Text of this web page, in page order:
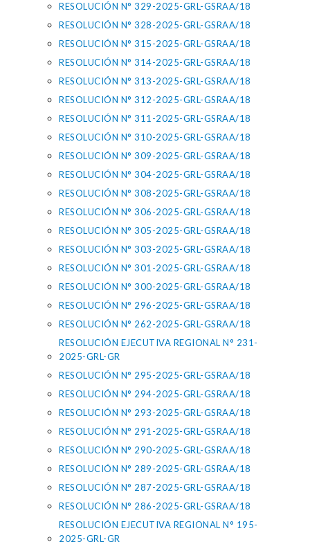
RESOLUCIÓN N° 329-2025-GRL-GSRAA/18
RESOLUCIÓN N° 328-2025-GRL-GSRAA/18
RESOLUCIÓN N° 315-2025-GRL-GSRAA/18
RESOLUCIÓN N° 314-2025-GRL-GSRAA/18
RESOLUCIÓN N° 313-2025-GRL-GSRAA/18
RESOLUCIÓN N° 312-2025-GRL-GSRAA/18
RESOLUCIÓN N° 311-2025-GRL-GSRAA/18
RESOLUCIÓN N° 310-2025-GRL-GSRAA/18
RESOLUCIÓN N° 309-2025-GRL-GSRAA/18
RESOLUCIÓN N° 304-2025-GRL-GSRAA/18
RESOLUCIÓN N° 308-2025-GRL-GSRAA/18
RESOLUCIÓN N° 306-2025-GRL-GSRAA/18
RESOLUCIÓN N° 305-2025-GRL-GSRAA/18
RESOLUCIÓN N° 303-2025-GRL-GSRAA/18
RESOLUCIÓN N° 301-2025-GRL-GSRAA/18
RESOLUCIÓN N° 300-2025-GRL-GSRAA/18
RESOLUCIÓN N° 296-2025-GRL-GSRAA/18
RESOLUCIÓN N° 262-2025-GRL-GSRAA/18
RESOLUCIÓN EJECUTIVA REGIONAL N° 231-
2025-GRL-GR
RESOLUCIÓN N° 295-2025-GRL-GSRAA/18
RESOLUCIÓN N° 294-2025-GRL-GSRAA/18
RESOLUCIÓN N° 293-2025-GRL-GSRAA/18
RESOLUCIÓN N° 291-2025-GRL-GSRAA/18
RESOLUCIÓN N° 290-2025-GRL-GSRAA/18
RESOLUCIÓN N° 289-2025-GRL-GSRAA/18
RESOLUCIÓN N° 287-2025-GRL-GSRAA/18
RESOLUCIÓN N° 286-2025-GRL-GSRAA/18
RESOLUCIÓN EJECUTIVA REGIONAL N° 195-
2025-GRL-GR